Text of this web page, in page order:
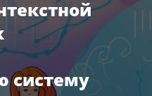
систему